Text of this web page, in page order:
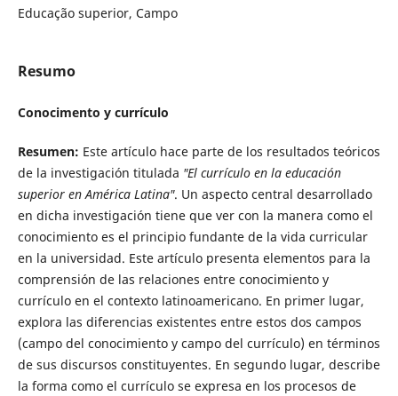
Educação superior, Campo
Resumo
Conocimento y currículo
Resumen: Este artículo hace parte de los resultados teóricos
de la investigación titulada "El currículo en la educación
superior en América Latina". Un aspecto central desarrollado
en dicha investigación tiene que ver con la manera como el
conocimiento es el principio fundante de la vida curricular
en la universidad. Este artículo presenta elementos para la
comprensión de las relaciones entre conocimiento y
currículo en el contexto latinoamericano. En primer lugar,
explora las diferencias existentes entre estos dos campos
(campo del conocimiento y campo del currículo) en términos
de sus discursos constituyentes. En segundo lugar, describe
la forma como el currículo se expresa en los procesos de